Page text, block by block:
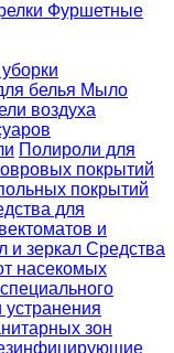
Фуршетные
белья Мыло
воздуха
Полироли для
покрытий
покрытий
для
и
и зеркал Средства
насекомых
устранения
зон